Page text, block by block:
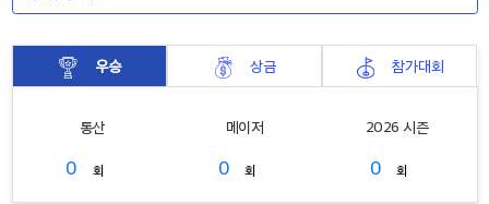
우승 상금 참가대회
통산
0 회
메이저
0 회
2026 시즌
0 회